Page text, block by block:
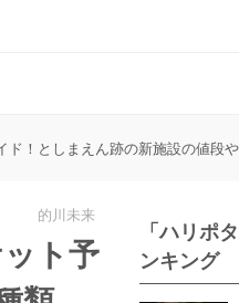
！としまえん跡の新施設の値段
的川未来
ト予
「ハリポ
ンキング